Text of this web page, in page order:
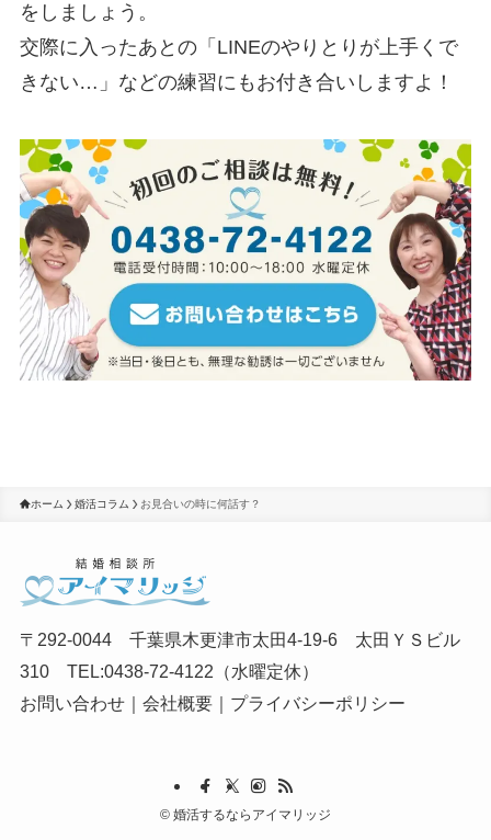
をしましょう。
交際に入ったあとの「LINEのやりとりが上手くで
きない…」などの練習にもお付き合いしますよ！
ホーム 婚活コラム お見合いの時に何話す？
〒292-0044 千葉県木更津市太田4-19-6 太田ＹＳビル
310 TEL:0438-72-4122（水曜定休）
お問い合わせ｜ 会社概要｜ プライバシーポリシー
© 婚活するならアイマリッジ